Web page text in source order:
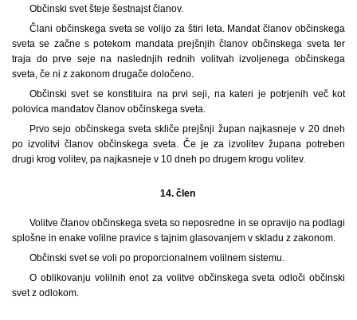
Občinski svet šteje šestnajst članov.
Člani občinskega sveta se volijo za štiri leta. Mandat članov občinskega
sveta se začne s potekom mandata prejšnjih članov občinskega sveta ter
traja do prve seje na naslednjih rednih volitvah izvoljenega občinskega
sveta, če ni z zakonom drugače določeno.
Občinski svet se konstituira na prvi seji, na kateri je potrjenih več kot
polovica mandatov članov občinskega sveta.
Prvo sejo občinskega sveta skliče prejšnji župan najkasneje v 20 dneh
po izvolitvi članov občinskega sveta. Če je za izvolitev župana potreben
drugi krog volitev, pa najkasneje v 10 dneh po drugem krogu volitev.
14. člen
Volitve članov občinskega sveta so neposredne in se opravijo na podlagi
splošne in enake volilne pravice s tajnim glasovanjem v skladu z zakonom.
Občinski svet se voli po proporcionalnem volilnem sistemu.
O oblikovanju volilnih enot za volitve občinskega sveta odloči občinski
svet z odlokom.